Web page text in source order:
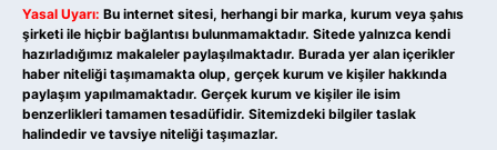
Yasal Uyarı: Bu internet sitesi, herhangi bir marka, kurum veya şahıs
şirketi ile hiçbir bağlantısı bulunmamaktadır. Sitede yalnızca kendi
hazırladığımız makaleler paylaşılmaktadır. Burada yer alan içerikler
haber niteliği taşımamakta olup, gerçek kurum ve kişiler hakkında
paylaşım yapılmamaktadır. Gerçek kurum ve kişiler ile isim
benzerlikleri tamamen tesadüfidir. Sitemizdeki bilgiler taslak
halindedir ve tavsiye niteliği taşımazlar.